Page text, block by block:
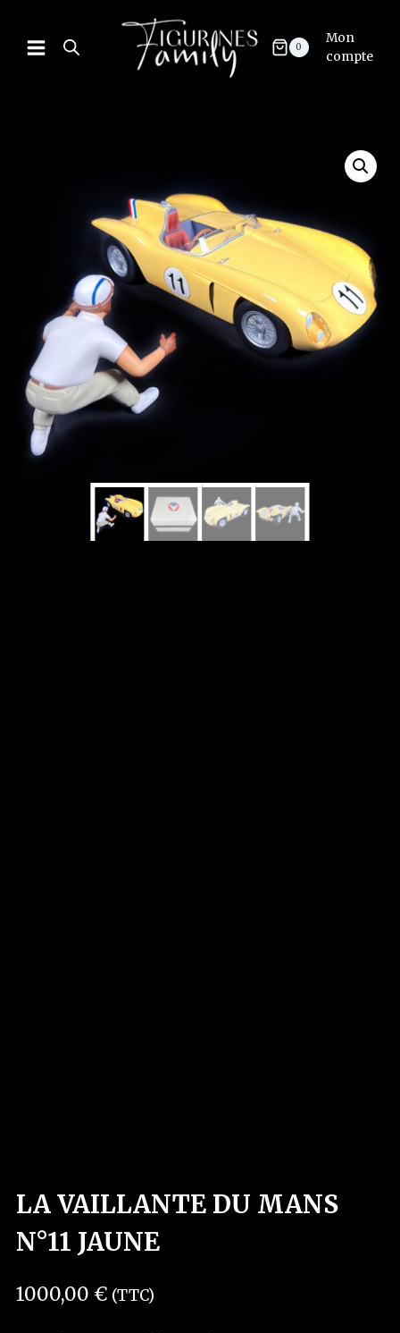
0
Mon
compte
LA VAILLANTE DU MANS
N°11 JAUNE
1000,00 € (TTC)